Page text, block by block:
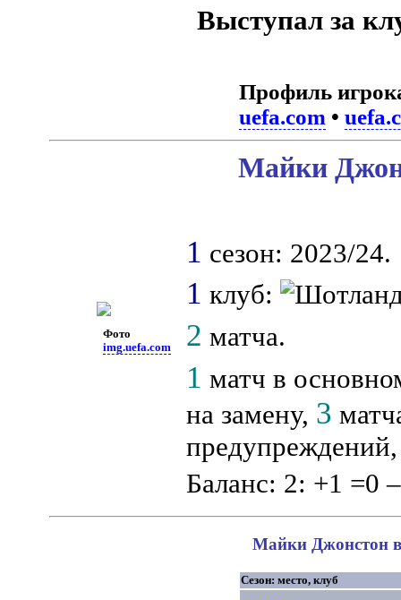
Выступал за
Профиль
uefa.com •
Фото
img.uefa.com
Майки
1 сезон: 2023/24.
1 клуб:
2 матча.
1 матч в
на замену, 3
Баланс: 2: +1 =0
Майки Джонстон в
Сезон: место, клуб